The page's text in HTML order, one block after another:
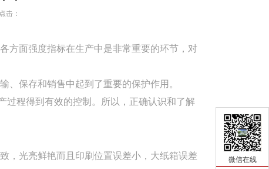
点击：
方面强度指标在生产中是非常重要的环节，对
保存和销售中起到了重要的保护作用。
过程得到有效的控制。所以，正确认识和了解
，光亮鲜艳而且印刷位置误差小，大纸箱误差
微信在线